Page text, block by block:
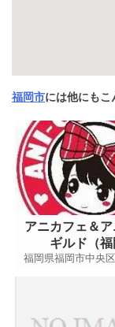
福岡市には他にもこ
アニカフェ＆ア
ギルド（福
福岡県福岡市中央